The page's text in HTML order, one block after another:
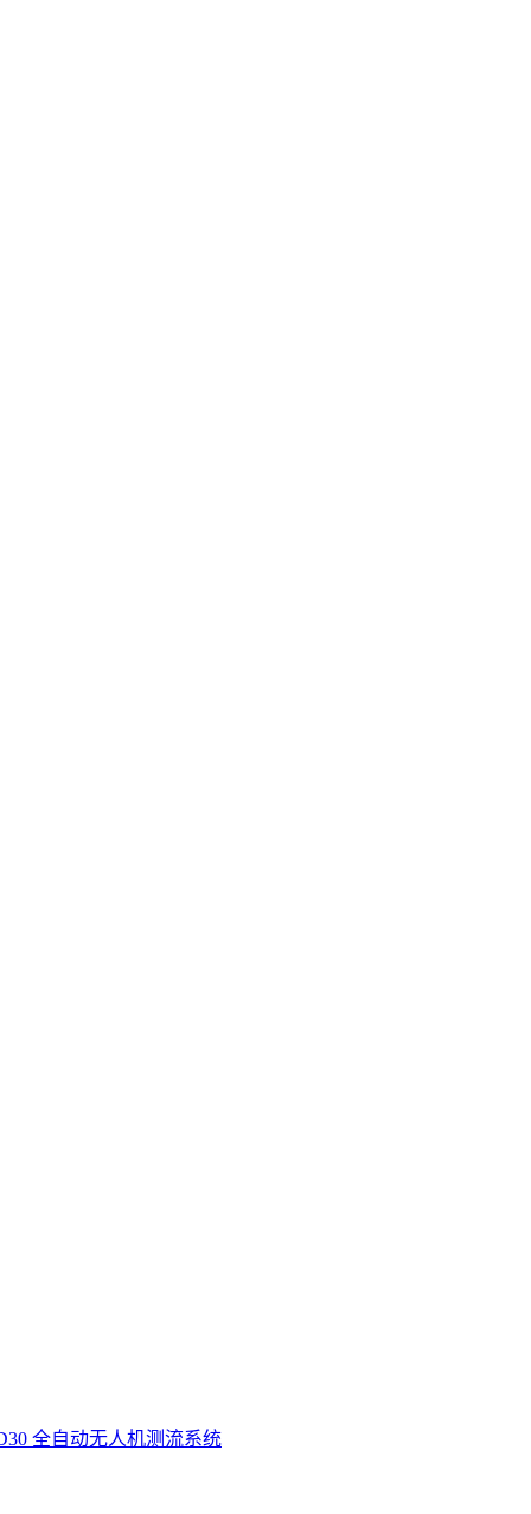
全自动无人机测流系统